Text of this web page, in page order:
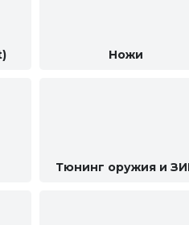
Ножи
Тюнинг оружия и